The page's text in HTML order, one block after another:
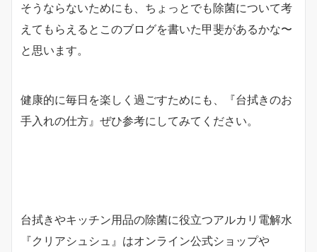
そうならないためにも、ちょっとでも除菌について考
えてもらえるとこのブログを書いた甲斐があるかな〜
と思います。
健康的に毎日を楽しく過ごすためにも、『台拭きのお
手入れの仕方』ぜひ参考にしてみてください。
台拭きやキッチン用品の除菌に役立つアルカリ電解水
『クリアシュシュ』はオンライン公式ショップや